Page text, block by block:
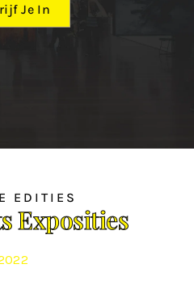
Je In
EDITIES
Exposities